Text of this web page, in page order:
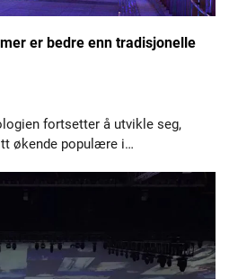
er bedre enn tradisjonelle
fortsetter å utvikle seg,
økende populære i
kommandosentre til store
buede LED-skjermer fordeler